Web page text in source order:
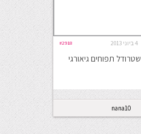
4 ביוני 2013 #2918
שטרודל תפוחים גיאורגי
nana10